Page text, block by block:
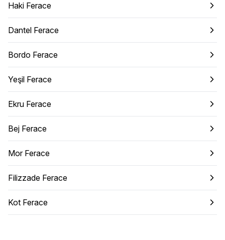
Haki Ferace
Dantel Ferace
Bordo Ferace
Yeşil Ferace
Ekru Ferace
Bej Ferace
Mor Ferace
Filizzade Ferace
Kot Ferace